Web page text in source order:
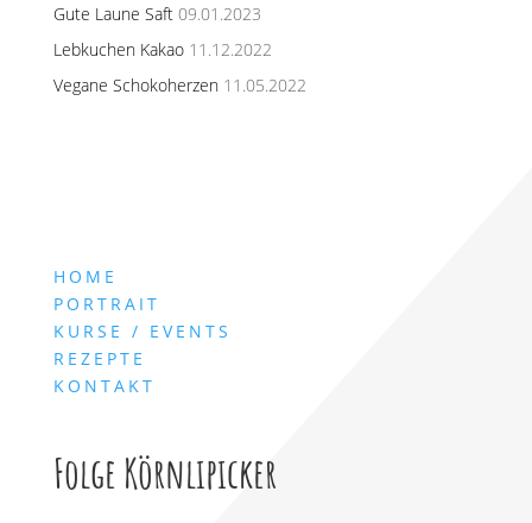
Gute Laune Saft 09.01.2023
Lebkuchen Kakao 11.12.2022
Vegane Schokoherzen 11.05.2022
HOME
PORTRAIT
KURSE / EVENTS
REZEPTE
KONTAKT
Folge Körnlipicker